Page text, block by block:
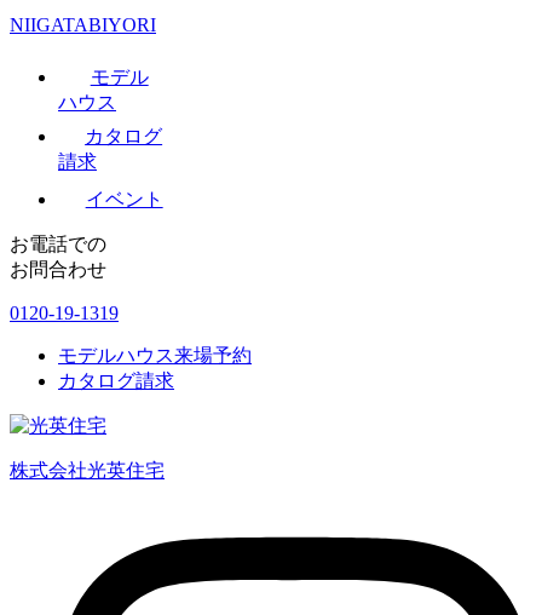
NIIGATABIYORI
モデル
ハウス
カタログ
請求
イベント
お電話での
お問合わせ
0120-19-1319
モデルハウス来場予約
カタログ請求
株式会社光英住宅